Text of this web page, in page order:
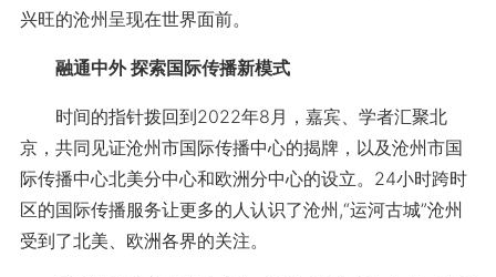
兴旺的沧州呈现在世界面前。
融通中外 探索国际传播新模式
时间的指针拨回到2022年8月，嘉宾、学者汇聚北
京，共同见证沧州市国际传播中心的揭牌，以及沧州市国
际传播中心北美分中心和欧洲分中心的设立。24小时跨时
区的国际传播服务让更多的人认识了沧州,“运河古城”沧州
受到了北美、欧洲各界的关注。